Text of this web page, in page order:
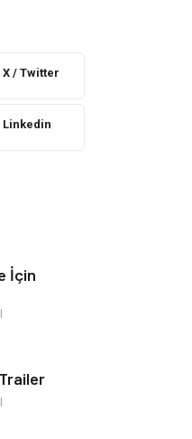
X / Twitter
Linkedin
İçin